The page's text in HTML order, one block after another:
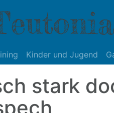
Kinder und Jugend
stark